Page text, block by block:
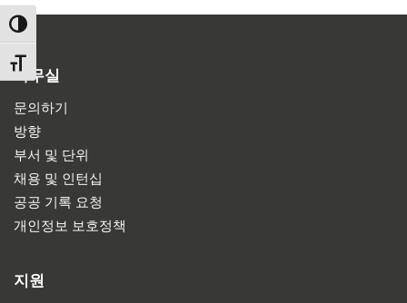
TOGGLE HIGH CONTRAST
TOGGLE FONT SIZE
사무실
문의하기
방향
부서 및 단위
채용 및 인턴십
공공 기록 요청
개인정보 보호정책
지원